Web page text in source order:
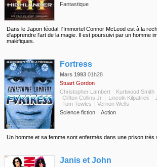
Fantastique
Dans le Japon féodal, l'Immortel Connor McLeod est à la
d'apprendre l'art de la magie. Il est poursuivi par un homme
maléfiques.
Fortress
Mars 1993 01h28
Stuart Gordon
Christopher Lambert
Kurtwood Smith
Clifton Collins Jr.
Lincoln Kilpatrick
Tom Towles
Vernon Wells
Science fiction
Action
Un homme et sa femme sont enfermés dans une prison très
Janis et John